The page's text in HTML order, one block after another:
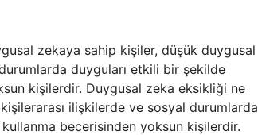
zekaya sahip kişiler, düşük duygusal
duyguları etkili bir şekilde
kişilerdir. Duygusal zeka eksikliği ne
ilişkilerde ve sosyal durumlarda
becerisinden yoksun kişilerdir.